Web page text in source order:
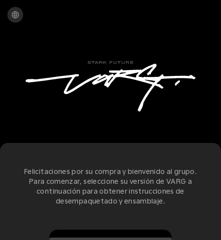
Felicitaciones por su compra y bienvenido al grupo.
Para comenzar, seleccione su versión de VARG a
continuación para obtener instrucciones de
desempaquetado y ensamblaje.